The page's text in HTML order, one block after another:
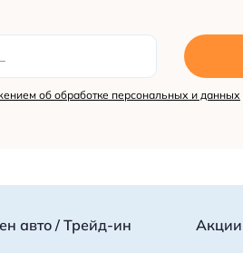
об обработке персональных и данных
авто / Трейд-ин Акции